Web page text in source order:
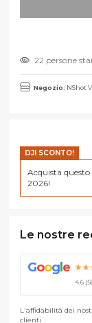
22 persone
Negozio: NShot
DJI SCONTO!
Acquista
2026!
Le nostre
Goog e
4.6
L'affidabilità dei
clienti